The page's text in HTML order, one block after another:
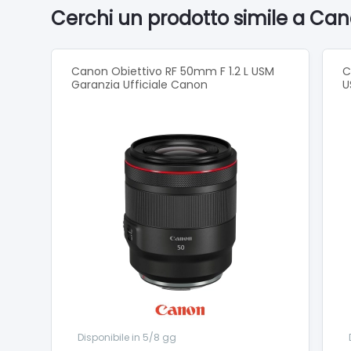
contro
RF
EOS
Cerchi un prodotto simile a
Canon Obiettivo RF 50mm F 1.2 L USM
Garanzia Ufficiale Canon
Disponibile in 5/8 gg